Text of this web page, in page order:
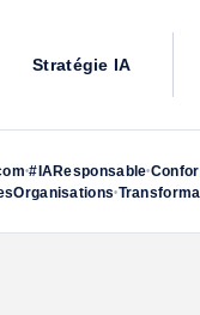
Stratégie IA
•#IAResponsable•
•